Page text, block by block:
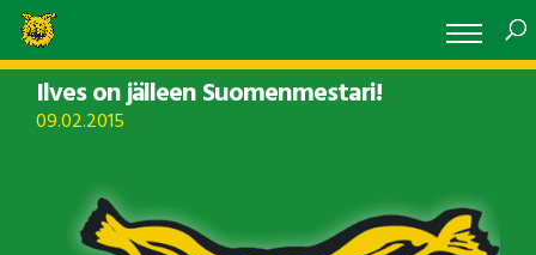
Ilves on jälleen Suomenmestari!
09.02.2015